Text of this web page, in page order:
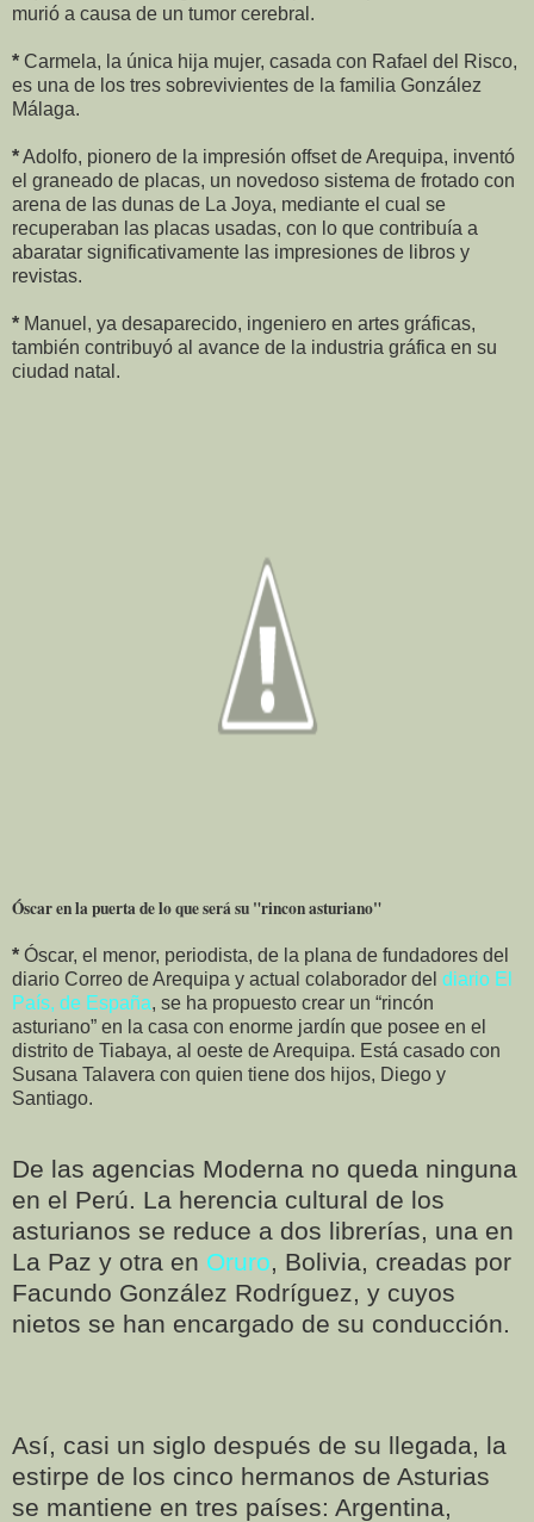
murió a causa de un tumor cerebral.
* Carmela, la única hija mujer, casada con Rafael del Risco,
es una de los tres sobrevivientes de la familia González
Málaga.
*Adolfo, pionero de la impresión offset de Arequipa, inventó
el graneado de placas, un novedoso sistema de frotado con
arena de las dunas de La Joya, mediante el cual se
recuperaban las placas usadas, con lo que contribuía a
abaratar significativamente las impresiones de libros y
revistas.
* Manuel, ya desaparecido, ingeniero en artes gráficas,
también contribuyó al avance de la industria gráfica en su
ciudad natal.
Óscar en la puerta de lo que será su "rincon asturiano"
* Óscar, el menor, periodista, de la plana de fundadores del
diario Correo de Arequipa y actual colaborador del diario El
País, de España, se ha propuesto crear un “rincón
asturiano” en la casa con enorme jardín que posee en el
distrito de Tiabaya, al oeste de Arequipa. Está casado con
Susana Talavera con quien tiene dos hijos, Diego y
Santiago.
De las agencias Moderna no queda ninguna
en el Perú. La herencia cultural de los
asturianos se reduce a dos librerías, una en
La Paz y otra en Oruro, Bolivia, creadas por
Facundo González Rodríguez, y cuyos
nietos se han encargado de su conducción.
Así, casi un siglo después de su llegada, la
estirpe de los cinco hermanos de Asturias
se mantiene en tres países: Argentina,